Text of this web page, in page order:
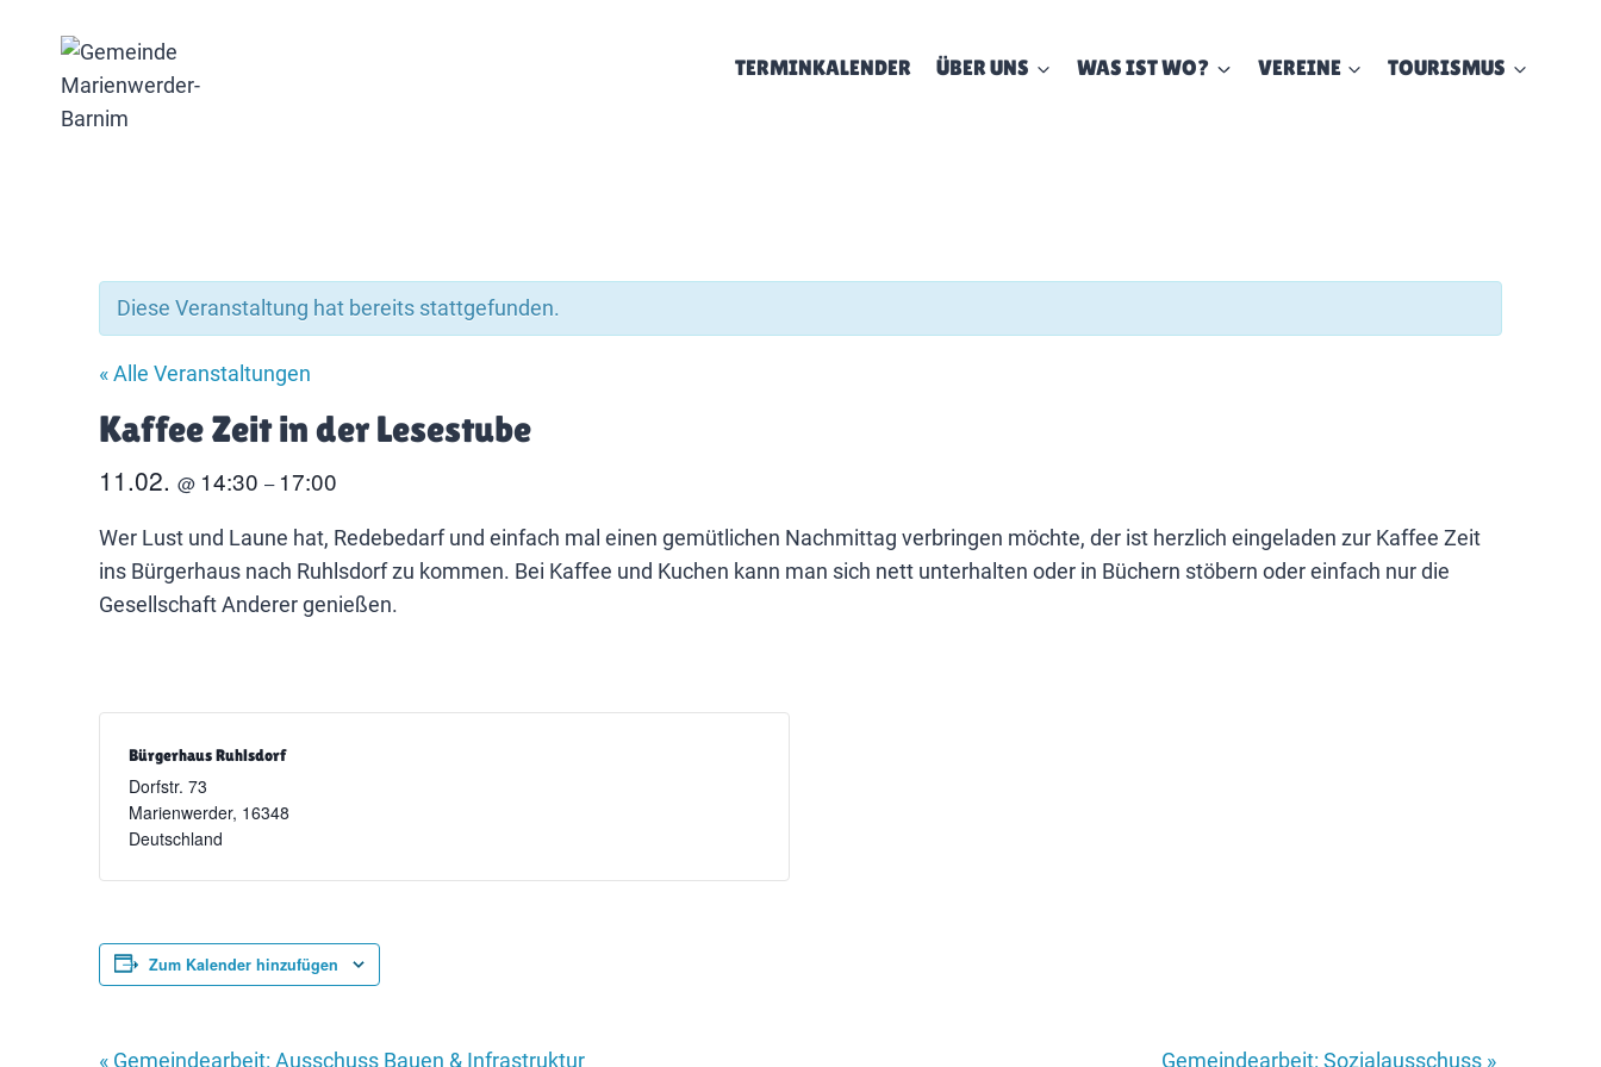
springen
TERMINKALENDER ÜBER UNS WAS IST WO? VEREINE TOURISMUS
Diese Veranstaltung hat bereits stattgefunden.
« Alle Veranstaltungen
Kaffee Zeit in der Lesestube
11.02. @ 14:30 – 17:00
Wer Lust und Laune hat, Redebedarf und einfach mal einen gemütlichen Nachmittag verbringen möchte, der ist herzlich eingeladen zur Kaffee Zeit
ins Bürgerhaus nach Ruhlsdorf zu kommen. Bei Kaffee und Kuchen kann man sich nett unterhalten oder in Büchern stöbern oder einfach nur die
Gesellschaft Anderer genießen.
Bürgerhaus Ruhlsdorf
Dorfstr. 73
Marienwerder, 16348
Deutschland
Zum Kalender hinzufügen
« Gemeindearbeit: Ausschuss Bauen & Infrastruktur Gemeindearbeit: Sozialausschuss »